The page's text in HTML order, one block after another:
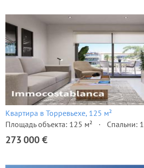
Квартира в Торревьехе, 125 м²
Площадь объекта: 125 м²
Спальни: 1
273 000 €